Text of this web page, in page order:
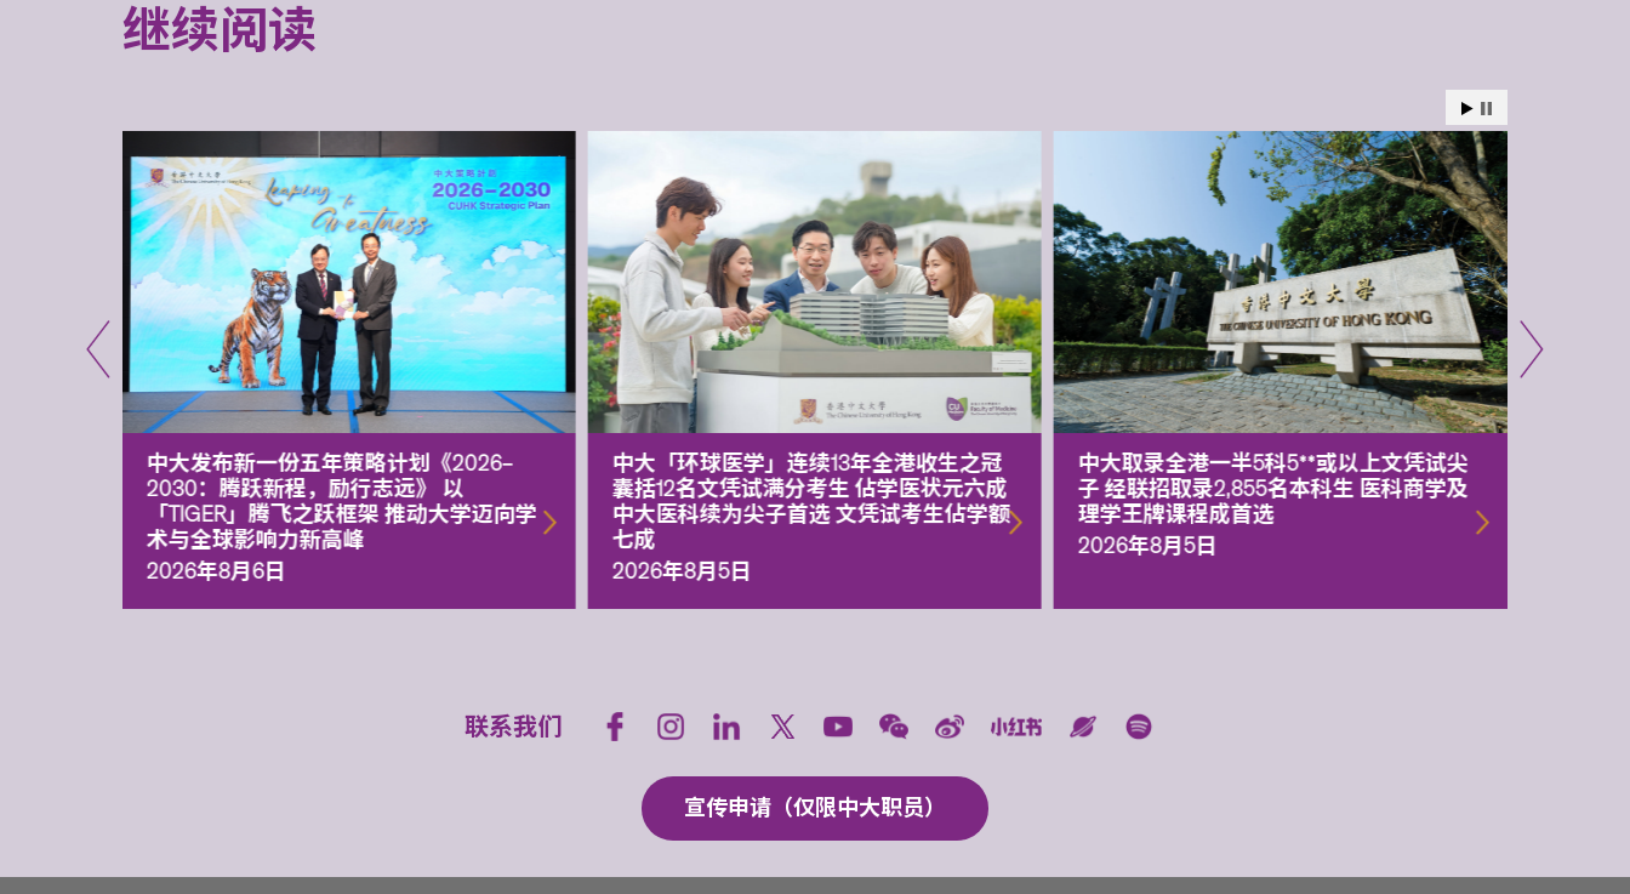
继续阅读
中大发布新一份五年策略计划《2026‒
2030：腾跃新程，励行志远》 以
「TIGER」腾飞之跃框架 推动大学迈向学
术与全球影响力新高峰
2026年8月6日
中大「环球医学」连续13年全港收生之冠
囊括12名文凭试满分考生 佔学医状元六成
中大医科续为尖子首选 文凭试考生佔学额
七成
2026年8月5日
中大取录全港一半5科5**或以上文凭试尖
子 经联招取录2,855名本科生 医科商学及
理学王牌课程成首选
2026年8月5日
联系我们
宣传申请（仅限中大职员）